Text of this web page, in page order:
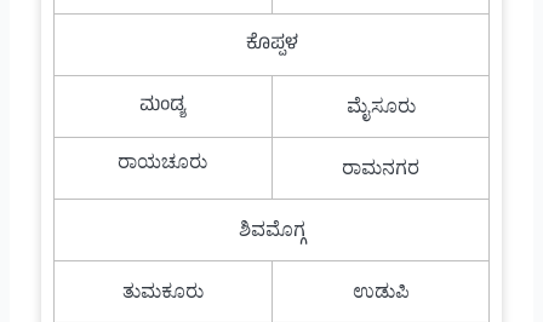
ಕೊಪ್ಪಳ
ಮಂಡ್ಯ
ಮೈಸೂರು
ರಾಯಚೂರು ರಾಮನಗರ
ಶಿವಮೊಗ್ಗ
ತುಮಕೂರು ಉಡುಪಿ